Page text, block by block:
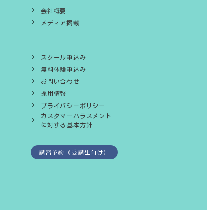
会社概要
メディア掲載
スクール申込み
無料体験申込み
お問い合わせ
採用情報
プライバシーポリシー
カスタマーハラスメント
に対する基本方針
講習予約（受講生向け）